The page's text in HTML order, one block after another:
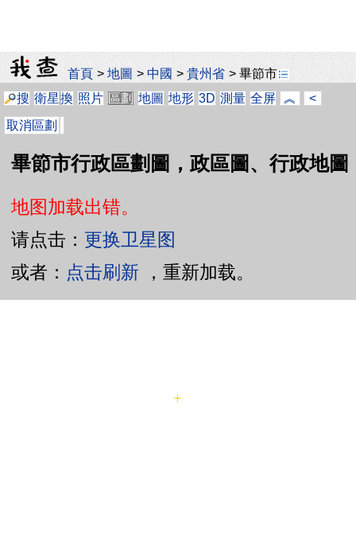
首頁 >地圖 >中國 >貴州省 >畢節市
搜 衛星換 照片 區劃 地圖 地形 3D 測量 全屏 ︽
<
取消區劃
畢節市行政區劃圖，政區圖、行政地圖
地图加载出错。
请点击： 更换卫星图
或者： 点击刷新 ，重新加载。